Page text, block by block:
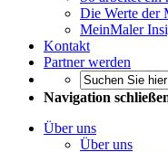
Die Werte der
MeinMaler
Kontakt
Partner werden
Navigation
Über uns
Über uns